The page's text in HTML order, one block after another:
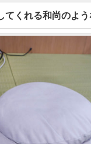
てくれる和尚のよ